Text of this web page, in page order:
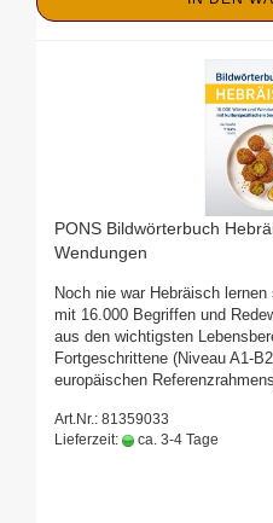
PONS Bildwörterbuch
Wendungen
Noch nie war Hebräisch
mit 16.000 Begriffen und
aus den wichtigsten
Fortgeschrittene (Niveau A1-
europäischen
Art.Nr.: 81359033
Lieferzeit:
ca. 3-4 Tage